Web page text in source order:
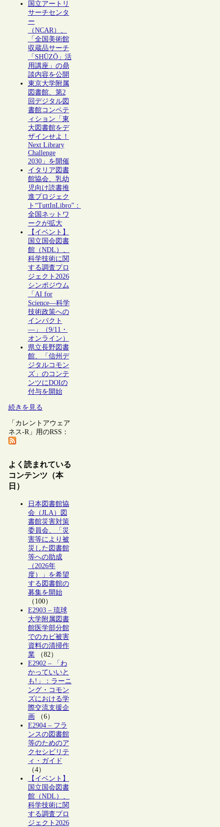
国立アートリ
サーチセンタ
ー
（NCAR）、
「全国美術館
収蔵品サーチ
「SHŪZŌ」活
用講座」の鼎
談内容を公開
東京大学附属
図書館、第2
回デジタル図
書館コンペテ
ィション「東
大図書館をデ
ザインせよ！
Next Library
Challenge
2030」を開催
イタリア図書
館協会、乳幼
児向け読書推
進プロジェク
ト“TuttInLibro”：
全国ネットワ
ークが拡大
【イベント】
国立国会図書
館（NDL）、
科学技術に関
する調査プロ
ジェクト2026
シンポジウム
「AI for
Science―科学
技術政策への
インパクト
―」（9/11・
オンライン）
県立長野図書
館、「信州デ
ジタルコモン
ズ」のコンテ
ンツにDOIの
付与を開始
続きを見る
「カレントアウェア
ネス-R」用のRSS：
よく読まれている
コンテンツ（本
日）
日本図書館協
会（JLA）図
書館災害対策
委員会、「災
害等により被
災した図書館
等への助成
（2026年
度）」を希望
する図書館の
募集を開始
（100）
E2903 – 琉球
大学附属図書
館医学部分館
でのカビ被害
資料の清掃作
業（82）
E2902 – 「わ
かっていいと
も!」：ラーニ
ング・コモン
ズにおける学
際交流支援企
画 （6）
E2904 – フラ
ンスの図書館
等のためのア
クセシビリテ
ィ・ガイド
（4）
【イベント】
国立国会図書
館（NDL）、
科学技術に関
する調査プロ
ジェクト2026